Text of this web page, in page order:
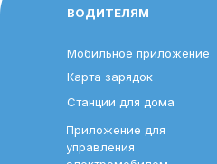
Мобильное приложение
Карта зарядок
Станции для дома
Приложение для
управления
ВОДИТЕЛЯМ